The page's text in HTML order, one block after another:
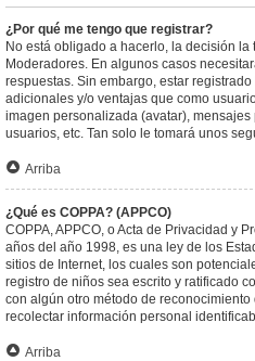
¿Por qué me tengo que registrar?
No está obligado a hacerlo, la decisión la
Moderadores. En algunos casos
respuestas. Sin embargo, estar
adicionales y/o ventajas que como
imagen personalizada (avatar),
usuarios, etc. Tan solo le tomará unos
Arriba
¿Qué es COPPA? (APPCO)
COPPA, APPCO, o Acta de Privacidad y
años del año 1998, es una ley de los
sitios de Internet, los cuales son
registro de niños sea escrito y ratificado
con algún otro método de
recolectar información personal
Arriba